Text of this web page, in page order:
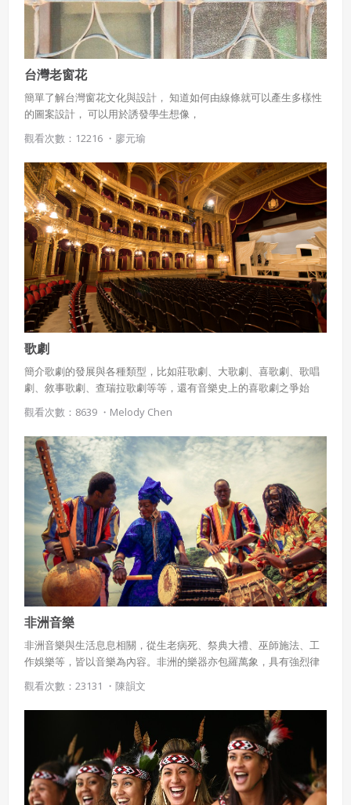
台灣老窗花
簡單了解台灣窗花文化與設計， 知道如何由線條就可以產生多樣性
的圖案設計， 可以用於誘發學生想像，
觀看次數：12216 ・ 廖元瑜
歌劇
簡介歌劇的發展與各種類型，比如莊歌劇、大歌劇、喜歌劇、歌唱
劇、敘事歌劇、查瑞拉歌劇等等，還有音樂史上的喜歌劇之爭始
末。
觀看次數：8639 ・ Melody Chen
非洲音樂
非洲音樂與生活息息相關，從生老病死、祭典大禮、巫師施法、工
作娛樂等，皆以音樂為內容。非洲的樂器亦包羅萬象，具有強烈律
觀看次數：23131 ・ 陳韻文